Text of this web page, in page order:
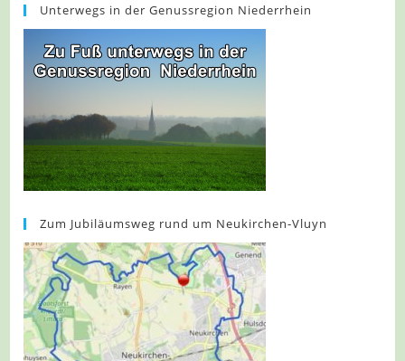
Unterwegs in der Genussregion Niederrhein
Zum Jubiläumsweg rund um Neukirchen-Vluyn